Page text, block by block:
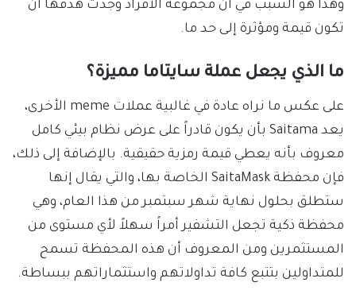
وهذا هو السبب في أن مجموعة الأفراد وجدت هدفها أن
تكون قيمة ومؤثرة إلى حد ما.
ما الذي يجعل عملة سايتاما مميزة؟
على عكس ما نراه عادة في غالبية عملات meme الأخرى،
يعد Saitama بأن يكون قادراً على عرض نظام بيئي كامل
معروف بأنه يعطي قيمة رمزية حقيقية. بالإضافة إلى ذلك،
فإن محفظة SaitaMask الخاصة بها، والتي يقال إنها
ستطلق بحلول نهاية شهر سبتمبر من هذا العام، وهي
محفظة ذكية تجعل التشفير أمراً سهلاً لأي مستوى من
المستثمرين ومن المعروف أن هذه المحفظة تسمح
للمتداولين بتتبع كافة تداولاتهم واستثماراتهم ببساطة.